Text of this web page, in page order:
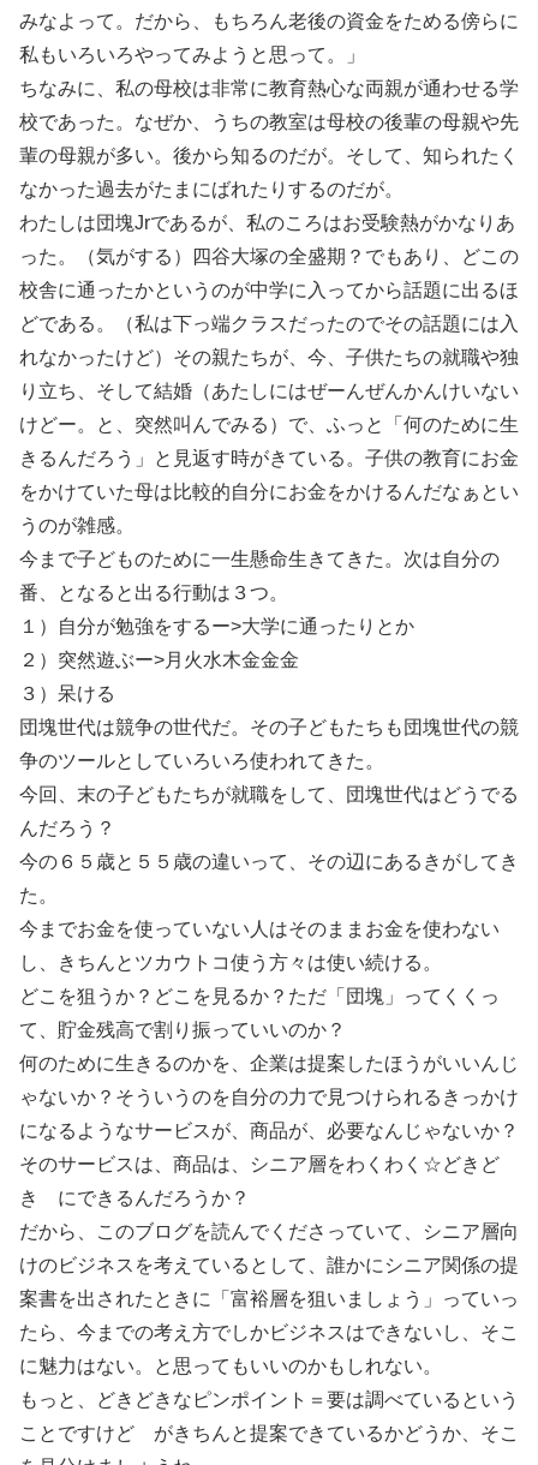
みなよって。だから、もちろん老後の資金をためる傍らに
私もいろいろやってみようと思って。」
ちなみに、私の母校は非常に教育熱心な両親が通わせる学
校であった。なぜか、うちの教室は母校の後輩の母親や先
輩の母親が多い。後から知るのだが。そして、知られたく
なかった過去がたまにばれたりするのだが。
わたしは団塊Jrであるが、私のころはお受験熱がかなりあ
った。（気がする）四谷大塚の全盛期？でもあり、どこの
校舎に通ったかというのが中学に入ってから話題に出るほ
どである。（私は下っ端クラスだったのでその話題には入
れなかったけど）その親たちが、今、子供たちの就職や独
り立ち、そして結婚（あたしにはぜーんぜんかんけいない
けどー。と、突然叫んでみる）で、ふっと「何のために生
きるんだろう」と見返す時がきている。子供の教育にお金
をかけていた母は比較的自分にお金をかけるんだなぁとい
うのが雑感。
今まで子どものために一生懸命生きてきた。次は自分の
番、となると出る行動は３つ。
１）自分が勉強をするー>大学に通ったりとか
２）突然遊ぶー>月火水木金金金
３）呆ける
団塊世代は競争の世代だ。その子どもたちも団塊世代の競
争のツールとしていろいろ使われてきた。
今回、末の子どもたちが就職をして、団塊世代はどうでる
んだろう？
今の６５歳と５５歳の違いって、その辺にあるきがしてき
た。
今までお金を使っていない人はそのままお金を使わない
し、きちんとツカウトコ使う方々は使い続ける。
どこを狙うか？どこを見るか？ただ「団塊」ってくくっ
て、貯金残高で割り振っていいのか？
何のために生きるのかを、企業は提案したほうがいいんじ
ゃないか？そういうのを自分の力で見つけられるきっかけ
になるようなサービスが、商品が、必要なんじゃないか？
そのサービスは、商品は、シニア層をわくわく☆どきど
き にできるんだろうか？
だから、このブログを読んでくださっていて、シニア層向
けのビジネスを考えているとして、誰かにシニア関係の提
案書を出されたときに「富裕層を狙いましょう」っていっ
たら、今までの考え方でしかビジネスはできないし、そこ
に魅力はない。と思ってもいいのかもしれない。
もっと、どきどきなピンポイント＝要は調べているという
ことですけど がきちんと提案できているかどうか、そこ